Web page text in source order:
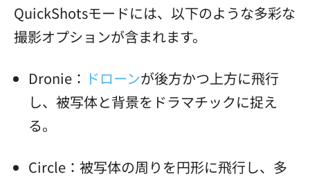
QuickShotsモードには、以下のような多彩な
撮影オプションが含まれます。
Dronie： ドローンが後方かつ上方に飛行
し、被写体と背景をドラマチックに捉え
る。
Circle：被写体の周りを円形に飛行し、多